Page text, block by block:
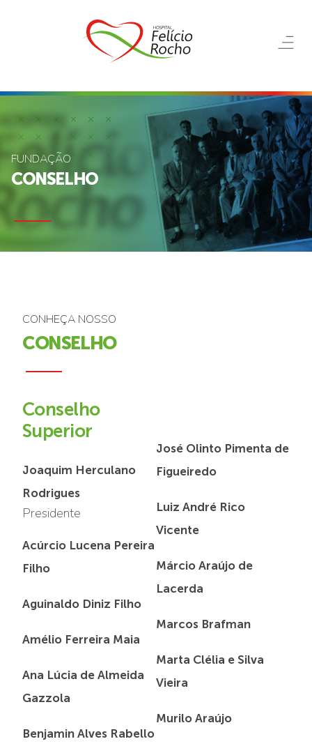
FUNDAÇÃO
CONSELHO
CONHEÇA NOSSO
CONSELHO
Conselho
Superior
Joaquim Herculano
Rodrigues
Presidente
Acúrcio Lucena Pereira
Filho
Aguinaldo Diniz Filho
Amélio Ferreira Maia
Ana Lúcia de Almeida
Gazzola
Benjamin Alves Rabello
José Olinto Pimenta de
Figueiredo
Luiz André Rico
Vicente
Márcio Araújo de
Lacerda
Marcos Brafman
Marta Clélia e Silva
Vieira
Murilo Araújo